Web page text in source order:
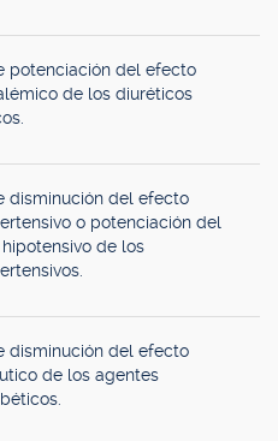
potenciación del efecto
de los diuréticos
disminución del efecto
o potenciación del
de los
disminución del efecto
de los agentes